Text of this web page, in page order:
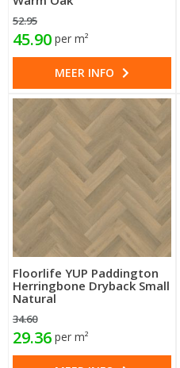
52.95
45.90 per m²
MEER INFO
Floorlife YUP Paddington
Herringbone Dryback Small
Natural
34.60
29.36 per m²